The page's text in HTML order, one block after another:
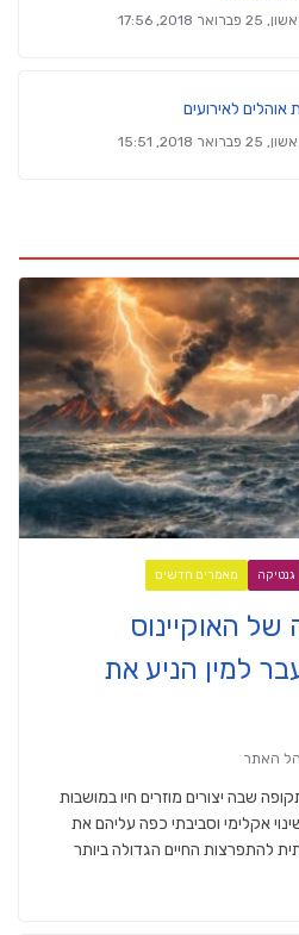
2018, 17:56
לאירועים
2018, 15:51
גנטיקה מאמרים חדשים
האוקיינוס
למין הניע את
האתר
שבה יצורים מוזרים חיו במושבות
אקלימי וסביבתי כפה עליהם את
להתפרצות החיים הגדולה ביותר